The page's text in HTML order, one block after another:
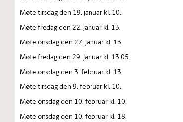
Møte tirsdag den 19. januar kl. 10.
Møte fredag den 22. januar kl. 13.
Møte onsdag den 27. januar kl. 13.
Møte fredag den 29. januar kl. 13.05.
Møte onsdag den 3. februar kl. 13.
Møte tirsdag den 9. februar kl. 10.
Møte onsdag den 10. februar kl. 10.
Møte onsdag den 10. februar kl. 18.